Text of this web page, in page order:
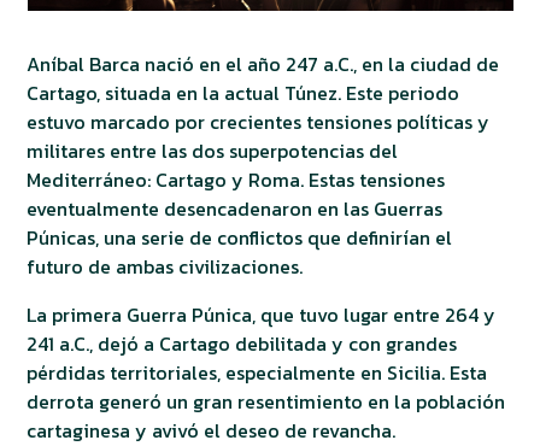
Aníbal Barca nació en el año 247 a.C., en la ciudad de
Cartago, situada en la actual Túnez. Este periodo
estuvo marcado por crecientes tensiones políticas y
militares entre las dos superpotencias del
Mediterráneo: Cartago y Roma. Estas tensiones
eventualmente desencadenaron en las Guerras
Púnicas, una serie de conflictos que definirían el
futuro de ambas civilizaciones.
La primera Guerra Púnica, que tuvo lugar entre 264 y
241 a.C., dejó a Cartago debilitada y con grandes
pérdidas territoriales, especialmente en Sicilia. Esta
derrota generó un gran resentimiento en la población
cartaginesa y avivó el deseo de revancha.